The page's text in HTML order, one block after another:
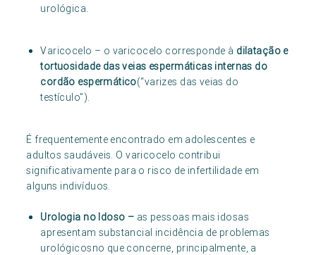
urológica.
Varicocelo – o varicocelo corresponde à dilatação e
tortuosidade das veias espermáticas internas do
cordão espermático(“varizes das veias do
testículo”).
É frequentemente encontrado em adolescentes e
adultos saudáveis. O varicocelo contribui
significativamente para o risco de infertilidade em
alguns indivíduos.
Urologia no Idoso – as pessoas mais idosas
apresentam substancial incidência de problemas
urológicosno que concerne, principalmente, a